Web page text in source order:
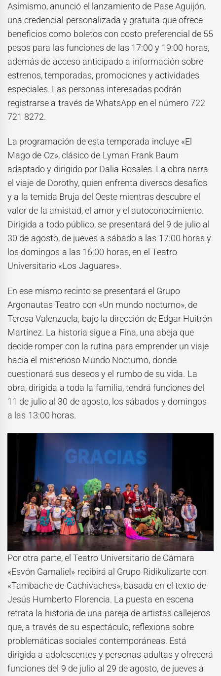
Asimismo, anunció el lanzamiento de Pase Aguijón,
una credencial personalizada y gratuita que ofrece
beneficios como boletos con costo preferencial de 55
pesos para las funciones de las 17:00 y 19:00 horas,
además de acceso anticipado a información sobre
estrenos, temporadas, promociones y actividades
especiales. Las personas interesadas podrán
registrarse a través de WhatsApp en el número 722
721 8272.
La programación de esta temporada incluye «El
Mago de Oz», clásico de Lyman Frank Baum
adaptado y dirigido por Dalia Rosales. La obra narra
el viaje de Dorothy, quien enfrenta diversos desafíos
y a la temida Bruja del Oeste mientras descubre el
valor de la amistad, el amor y el autoconocimiento.
Dirigida a todo público, se presentará del 9 de julio al
30 de agosto, de jueves a sábado a las 17:00 horas y
los domingos a las 16:00 horas, en el Teatro
Universitario «Los Jaguares».
En ese mismo recinto se presentará el Grupo
Argonautas Teatro con «Un mundo nocturno», de
Teresa Valenzuela, bajo la dirección de Edgar Huitrón
Martínez. La historia sigue a Fina, una abeja que
decide romper con la rutina para emprender un viaje
hacia el misterioso Mundo Nocturno, donde
cuestionará sus deseos y el rumbo de su vida. La
obra, dirigida a toda la familia, tendrá funciones del
11 de julio al 30 de agosto, los sábados y domingos
a las 13:00 horas.
Por otra parte, el Teatro Universitario de Cámara
«Esvón Gamaliel» recibirá al Grupo Ridikulizarte con
«Tambache de Cachivaches», basada en el texto de
Jesús Humberto Florencia. La puesta en escena
retrata la historia de una pareja de artistas callejeros
que, a través de su espectáculo, reflexiona sobre
problemáticas sociales contemporáneas. Está
dirigida a adolescentes y personas adultas y ofrecerá
funciones del 9 de julio al 29 de agosto, de jueves a